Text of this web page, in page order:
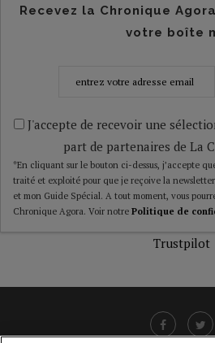
Recevez la Chronique
votre boîte
J'accepte de recevoir une
part de partenaires de La
*En cliquant sur le bouton ci-dessus, j’accepte
traité et exploité pour que je reçoive la
et mon Guide Spécial. A tout moment, vous
Chronique Agora. Voir notre Politique de
Trustpilot